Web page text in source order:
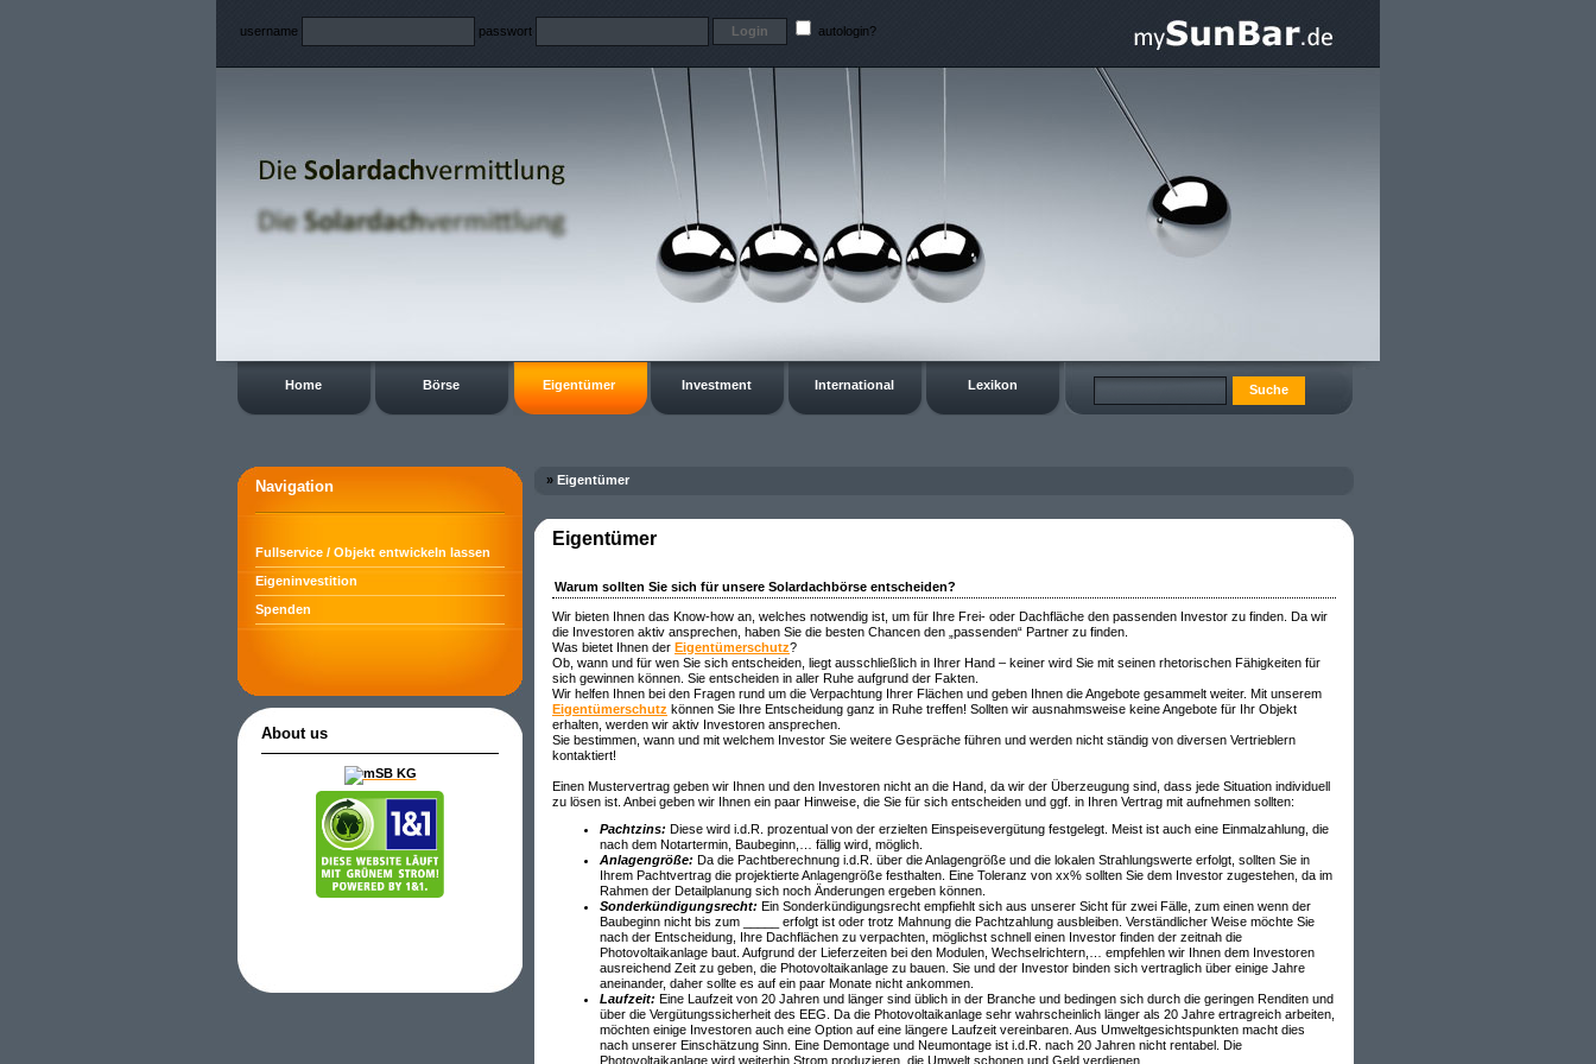
username passwort autologin?
Home Börse Eigentümer Investment International Lexikon
Navigation
Fullservice / Objekt entwickeln lassen
Eigeninvestition
Spenden
About us
» Eigentümer
Eigentümer
Warum sollten Sie sich für unsere Solardachbörse entscheiden?
Wir bieten Ihnen das Know-how an, welches notwendig ist, um für Ihre Frei- oder Dachfläche den passenden Investor zu finden. Da wir
die Investoren aktiv ansprechen, haben Sie die besten Chancen den „passenden“ Partner zu finden.
Was bietet Ihnen der Eigentümerschutz?
Ob, wann und für wen Sie sich entscheiden, liegt ausschließlich in Ihrer Hand – keiner wird Sie mit seinen rhetorischen Fähigkeiten für
sich gewinnen können. Sie entscheiden in aller Ruhe aufgrund der Fakten.
Wir helfen Ihnen bei den Fragen rund um die Verpachtung Ihrer Flächen und geben Ihnen die Angebote gesammelt weiter. Mit unserem
Eigentümerschutz können Sie Ihre Entscheidung ganz in Ruhe treffen! Sollten wir ausnahmsweise keine Angebote für Ihr Objekt
erhalten, werden wir aktiv Investoren ansprechen.
Sie bestimmen, wann und mit welchem Investor Sie weitere Gespräche führen und werden nicht ständig von diversen Vertrieblern
kontaktiert!
Einen Mustervertrag geben wir Ihnen und den Investoren nicht an die Hand, da wir der Überzeugung sind, dass jede Situation individuell
zu lösen ist. Anbei geben wir Ihnen ein paar Hinweise, die Sie für sich entscheiden und ggf. in Ihren Vertrag mit aufnehmen sollten:
Pachtzins: Diese wird i.d.R. prozentual von der erzielten Einspeisevergütung festgelegt. Meist ist auch eine Einmalzahlung, die
nach dem Notartermin, Baubeginn,… fällig wird, möglich.
Anlagengröße: Da die Pachtberechnung i.d.R. über die Anlagengröße und die lokalen Strahlungswerte erfolgt, sollten Sie in
Ihrem Pachtvertrag die projektierte Anlagengröße festhalten. Eine Toleranz von xx% sollten Sie dem Investor zugestehen, da im
Rahmen der Detailplanung sich noch Änderungen ergeben können.
Sonderkündigungsrecht: Ein Sonderkündigungsrecht empfiehlt sich aus unserer Sicht für zwei Fälle, zum einen wenn der
Baubeginn nicht bis zum _____ erfolgt ist oder trotz Mahnung die Pachtzahlung ausbleiben. Verständlicher Weise möchte Sie
nach der Entscheidung, Ihre Dachflächen zu verpachten, möglichst schnell einen Investor finden der zeitnah die
Photovoltaikanlage baut. Aufgrund der Lieferzeiten bei den Modulen, Wechselrichtern,… empfehlen wir Ihnen dem Investoren
ausreichend Zeit zu geben, die Photovoltaikanlage zu bauen. Sie und der Investor binden sich vertraglich über einige Jahre
aneinander, daher sollte es auf ein paar Monate nicht ankommen.
Laufzeit: Eine Laufzeit von 20 Jahren und länger sind üblich in der Branche und bedingen sich durch die geringen Renditen und
über die Vergütungssicherheit des EEG. Da die Photovoltaikanlage sehr wahrscheinlich länger als 20 Jahre ertragreich arbeiten,
möchten einige Investoren auch eine Option auf eine längere Laufzeit vereinbaren. Aus Umweltgesichtspunkten macht dies
nach unserer Einschätzung Sinn. Eine Demontage und Neumontage ist i.d.R. nach 20 Jahren nicht rentabel. Die
Photovoltaikanlage wird weiterhin Strom produzieren, die Umwelt schonen und Geld verdienen.